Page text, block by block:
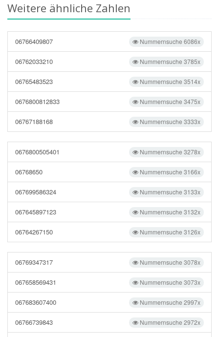
Weitere ähnliche Zahlen
Nummernsuche 6086x
06766409807
Nummernsuche 3785x
06762033210
Nummernsuche 3514x
06765483523
Nummernsuche 3475x
0676800812833
Nummernsuche 3333x
06767188168
Nummernsuche 3278x
0676800505401
Nummernsuche 3166x
06768650
Nummernsuche 3133x
067699586324
Nummernsuche 3132x
067645897123
Nummernsuche 3126x
06764267150
Nummernsuche 3078x
06769347317
Nummernsuche 3073x
067658569431
Nummernsuche 2997x
067683607400
Nummernsuche 2972x
06766739843